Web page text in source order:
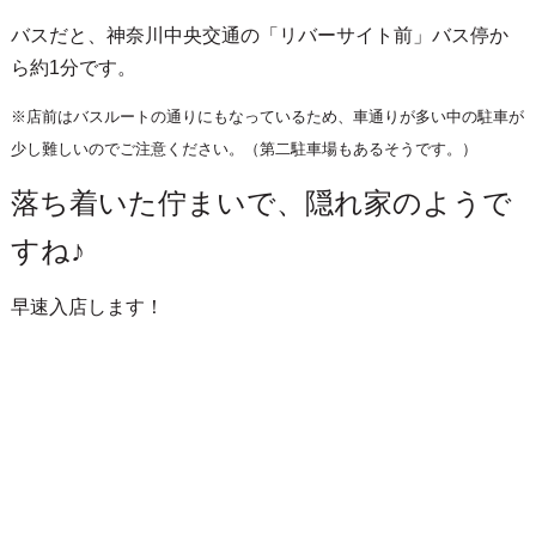
バスだと、神奈川中央交通の「リバーサイト前」バス停か
ら約1分です。
※店前はバスルートの通りにもなっているため、車通りが多い中の駐車が
少し難しいのでご注意ください。（第二駐車場もあるそうです。）
落ち着いた佇まいで、隠れ家のようで
すね♪
早速入店します！